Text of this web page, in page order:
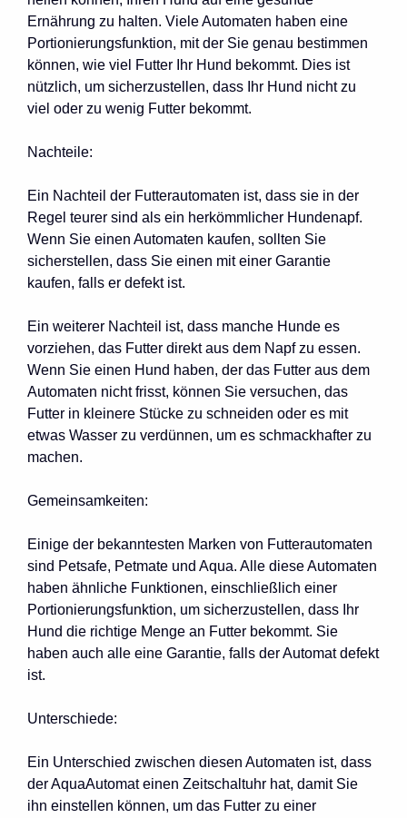
Ernährung zu halten. Viele Automaten haben eine
Portionierungsfunktion, mit der Sie genau bestimmen
können, wie viel Futter Ihr Hund bekommt. Dies ist
nützlich, um sicherzustellen, dass Ihr Hund nicht zu
viel oder zu wenig Futter bekommt.
Nachteile:
Ein Nachteil der Futterautomaten ist, dass sie in der
Regel teurer sind als ein herkömmlicher Hundenapf.
Wenn Sie einen Automaten kaufen, sollten Sie
sicherstellen, dass Sie einen mit einer Garantie
kaufen, falls er defekt ist.
Ein weiterer Nachteil ist, dass manche Hunde es
vorziehen, das Futter direkt aus dem Napf zu essen.
Wenn Sie einen Hund haben, der das Futter aus dem
Automaten nicht frisst, können Sie versuchen, das
Futter in kleinere Stücke zu schneiden oder es mit
etwas Wasser zu verdünnen, um es schmackhafter zu
machen.
Gemeinsamkeiten:
Einige der bekanntesten Marken von Futterautomaten
sind Petsafe, Petmate und Aqua. Alle diese Automaten
haben ähnliche Funktionen, einschließlich einer
Portionierungsfunktion, um sicherzustellen, dass Ihr
Hund die richtige Menge an Futter bekommt. Sie
haben auch alle eine Garantie, falls der Automat defekt
ist.
Unterschiede:
Ein Unterschied zwischen diesen Automaten ist, dass
der AquaAutomat einen Zeitschaltuhr hat, damit Sie
ihn einstellen können, um das Futter zu einer